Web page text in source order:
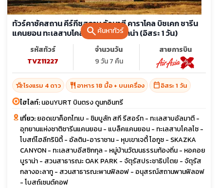
searchค้นหาทัวร์
ทัวร์คาซัคสถาน คีร์กีซสถาน อัลมาตี คาราโคล บิชเคก ชารีน
แคนยอน ทะเลสาบโคลไซ หอคอยบูราน่า (อิสระ 1 วัน)
รหัสทัวร์
TVZ11227
จำนวนวัน
9 วัน 7 คืน
สายการบิน
hotel_classโรงแรม 4 ดาว restaurant อาหาร 18 มื้อ + บนเครื่อง calendar_todayอิสระ 1 วัน
ไฮไลท์:นอนYURT บินตรง ดูนกอินทรี
เที่ยว:ยอดเขาค็อกโทเบ - ชิมบูลัก สกี รีสอร์ท - ทะเลสาบอัลมาตี -
อุทยานแห่งชาติชารีนแคนยอน - แบล็คแคนยอน - ทะเลสาบโคลไซ -
โบสถ์โฮลีทรินิตี้ - อัลติน-อาราชาน - หุบเขาเจตี้ โอกูซ - SKAZKA
CANYON - ทะเลสาบอีสซิกกุล - หมู่บ้านวัฒนธรรมท้องถิ่น - หอคอย
บูราน่า - สวนสาธารณะ OAK PARK - จัตุรัสประชาธิปไตย - จัตุรัส
กลางอะลาทู - สวนสาธารณะพานฟิลอฟ - อนุสรณ์สถานพานฟิลอฟ
- โบสถ์เซนต์คอฟ